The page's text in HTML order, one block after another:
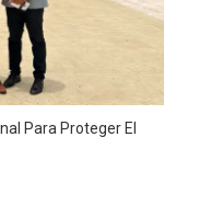
Para Proteger El